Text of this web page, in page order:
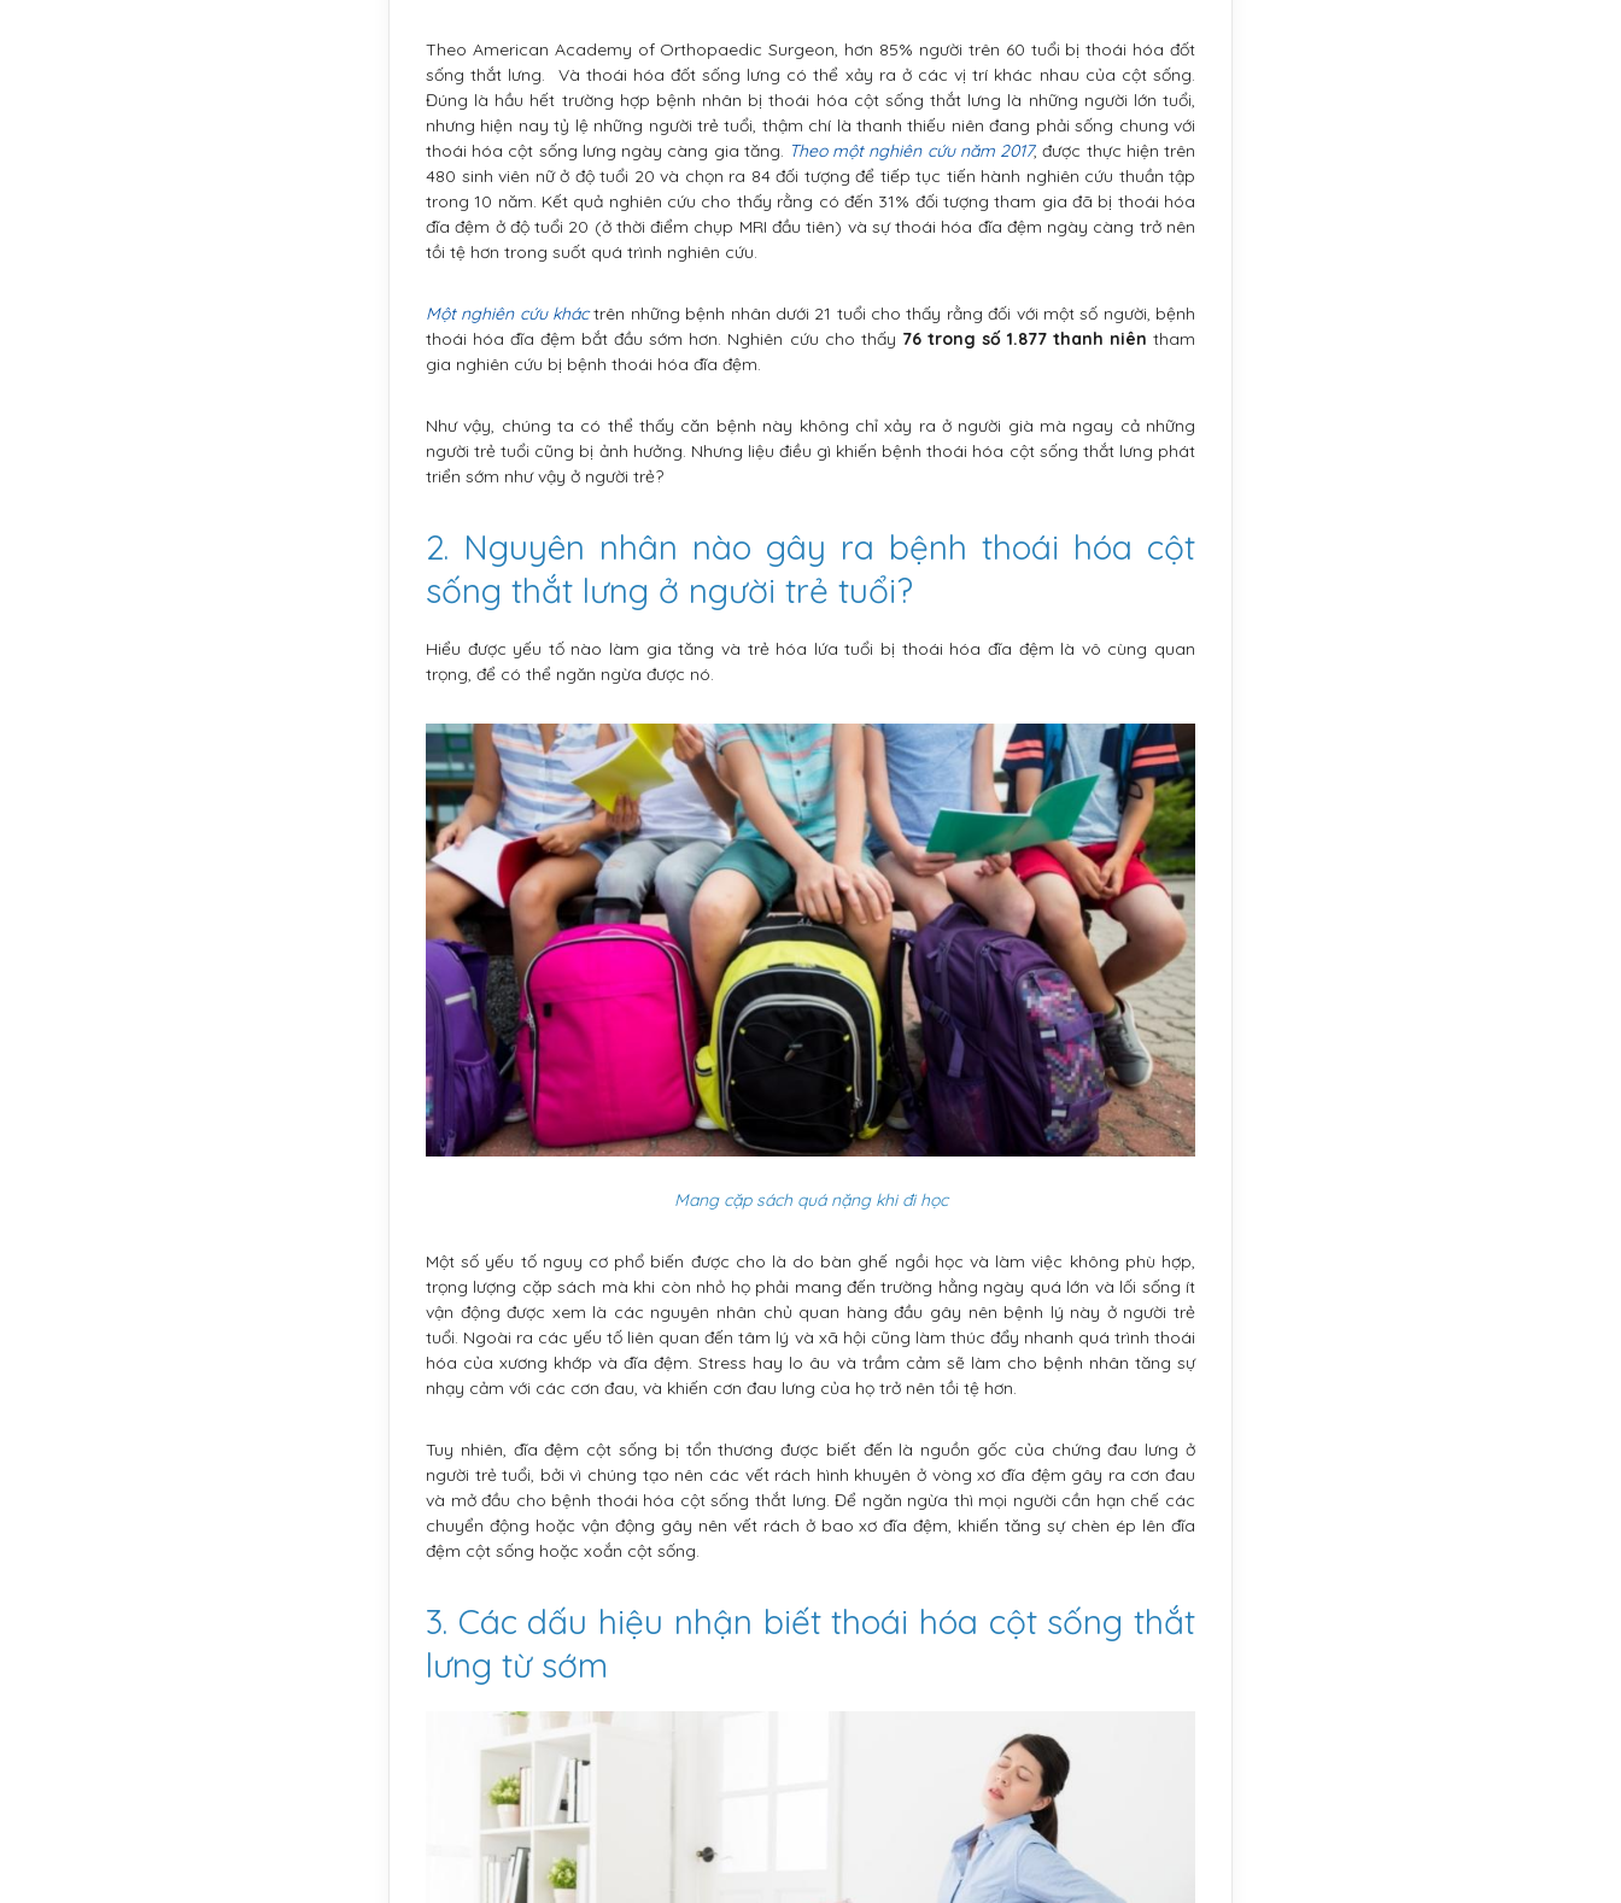
Theo American Academy of Orthopaedic Surgeon, hơn 85% người trên 60 tuổi bị thoái hóa đốt
sống thắt lưng. Và thoái hóa đốt sống lưng có thể xảy ra ở các vị trí khác nhau của cột sống.
Đúng là hầu hết trường hợp bệnh nhân bị thoái hóa cột sống thắt lưng là những người lớn tuổi,
nhưng hiện nay tỷ lệ những người trẻ tuổi, thậm chí là thanh thiếu niên đang phải sống chung với
thoái hóa cột sống lưng ngày càng gia tăng. Theo một nghiên cứu năm 2017, được thực hiện trên
480 sinh viên nữ ở độ tuổi 20 và chọn ra 84 đối tượng để tiếp tục tiến hành nghiên cứu thuần tập
trong 10 năm. Kết quả nghiên cứu cho thấy rằng có đến 31% đối tượng tham gia đã bị thoái hóa
đĩa đệm ở độ tuổi 20 (ở thời điểm chụp MRI đầu tiên) và sự thoái hóa đĩa đệm ngày càng trở nên
tồi tệ hơn trong suốt quá trình nghiên cứu.
Một nghiên cứu kháctrên những bệnh nhân dưới 21 tuổi cho thấy rằng đối với một số người, bệnh
thoái hóa đĩa đệm bắt đầu sớm hơn. Nghiên cứu cho thấy 76 trong số 1.877 thanh niên tham
gia nghiên cứu bị bệnh thoái hóa đĩa đệm.
Như vậy, chúng ta có thể thấy căn bệnh này không chỉ xảy ra ở người già mà ngay cả những
người trẻ tuổi cũng bị ảnh hưởng. Nhưng liệu điều gì khiến bệnh thoái hóa cột sống thắt lưng phát
triển sớm như vậy ở người trẻ?
2. Nguyên nhân nào gây ra bệnh thoái hóa cột
sống thắt lưng ở người trẻ tuổi?
Hiểu được yếu tố nào làm gia tăng và trẻ hóa lứa tuổi bị thoái hóa đĩa đệm là vô cùng quan
trọng, để có thể ngăn ngừa được nó.
Mang cặp sách quá nặng khi đi học
Một số yếu tố nguy cơ phổ biến được cho là do bàn ghế ngồi học và làm việc không phù hợp,
trọng lượng cặp sách mà khi còn nhỏ họ phải mang đến trường hằng ngày quá lớn và lối sống ít
vận động được xem là các nguyên nhân chủ quan hàng đầu gây nên bệnh lý này ở người trẻ
tuổi. Ngoài ra các yếu tố liên quan đến tâm lý và xã hội cũng làm thúc đẩy nhanh quá trình thoái
hóa của xương khớp và đĩa đệm. Stress hay lo âu và trầm cảm sẽ làm cho bệnh nhân tăng sự
nhạy cảm với các cơn đau, và khiến cơn đau lưng của họ trở nên tồi tệ hơn.
Tuy nhiên, đĩa đệm cột sống bị tổn thương được biết đến là nguồn gốc của chứng đau lưng ở
người trẻ tuổi, bởi vì chúng tạo nên các vết rách hình khuyên ở vòng xơ đĩa đệm gây ra cơn đau
và mở đầu cho bệnh thoái hóa cột sống thắt lưng. Để ngăn ngừa thì mọi người cần hạn chế các
chuyển động hoặc vận động gây nên vết rách ở bao xơ đĩa đệm, khiến tăng sự chèn ép lên đĩa
đệm cột sống hoặc xoắn cột sống.
3. Các dấu hiệu nhận biết thoái hóa cột sống thắt
lưng từ sớm